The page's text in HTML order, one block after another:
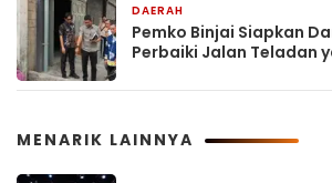
DAERAH
Pemko Binjai Siapkan
Perbaiki Jalan Teladan
MENARIK LAINNYA